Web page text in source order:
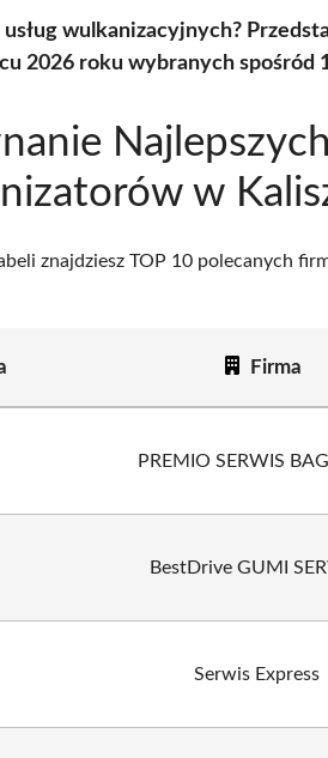
usług wulkanizacyjnych?
2026 roku wybranych spośród
w
znajdziesz TOP 10 polecanych
Firma
PREMIO SERWIS
BestDrive GUMI
Serwis Express